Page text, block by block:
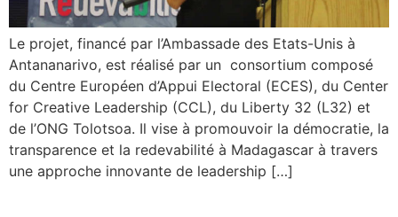
Le projet, financé par l’Ambassade des Etats-Unis à
Antananarivo, est réalisé par un consortium composé
du Centre Européen d’Appui Electoral (ECES), du Center
for Creative Leadership (CCL), du Liberty 32 (L32) et
de l’ONG Tolotsoa. Il vise à promouvoir la démocratie, la
transparence et la redevabilité à Madagascar à travers
une approche innovante de leadership […]